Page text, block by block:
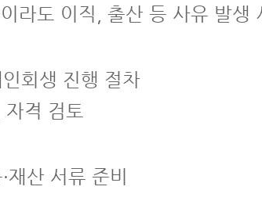
라도 이직, 출산 등 사유 발생
회생 진행 절차
자격 검토
재산 서류 준비